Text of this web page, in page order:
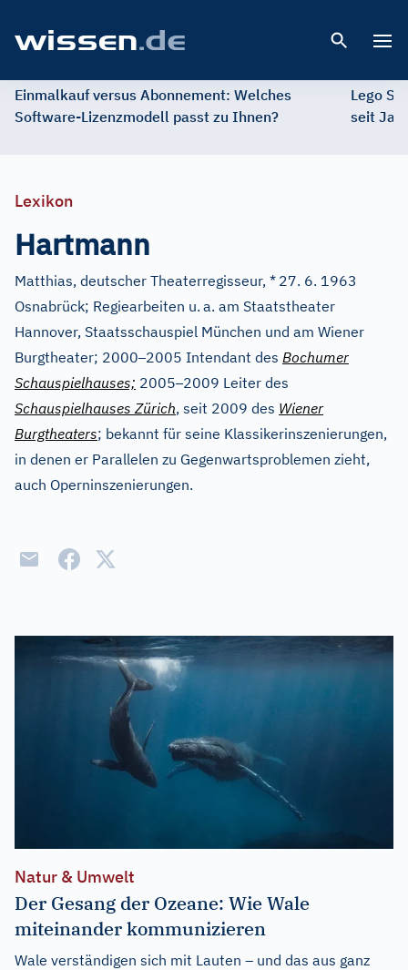
Einmalkauf versus Abonnement: Welches
Software-Lizenzmodell passt zu Ihnen?
Lego
seit
Lexikon
Hartmann
Matthias, deutscher Theaterregisseur, * 27. 6. 1963
Osnabrück; Regiearbeiten u. a. am Staatstheater
Hannover, Staatsschauspiel München und am Wiener
Burgtheater; 2000–2005 Intendant des Bochumer
Schauspielhauses; 2005–2009 Leiter des
Schauspielhauses Zürich, seit 2009 des Wiener
Burgtheaters; bekannt für seine Klassikerinszenierungen,
in denen er Parallelen zu Gegenwartsproblemen zieht,
auch Operninszenierungen.
Natur & Umwelt
Der Gesang der Ozeane: Wie Wale
miteinander kommunizieren
Wale verständigen sich mit Lauten – und das aus ganz